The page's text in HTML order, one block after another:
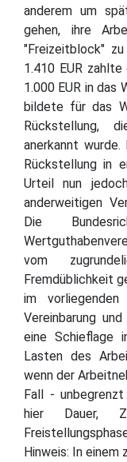
anderem um
gehen, ihre
"Freizeitblock"
1.410 EUR
1.000 EUR in das
bildete für das
Rückstellung,
anerkannt wurde.
Rückstellung in
Urteil nun
anderweitigen
Die
vom
Fremdüblichkeit
im
Vereinbarung
eine Schieflage
Lasten des
wenn der
Fall -
hier Dauer,
Hinweis: In einem